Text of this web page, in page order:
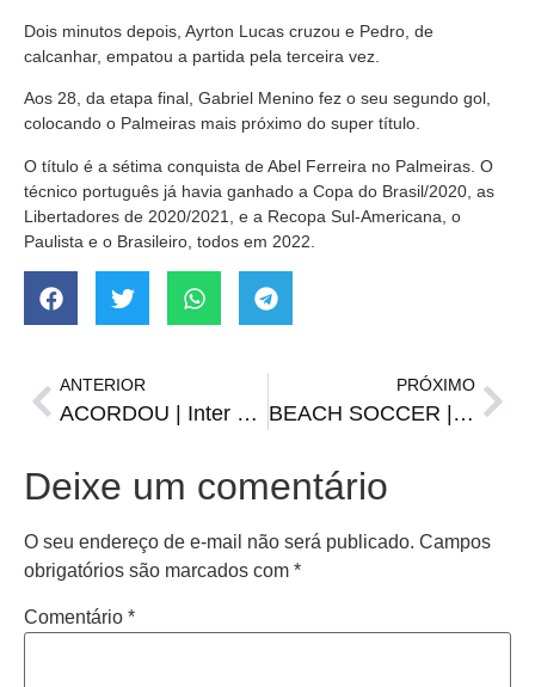
Dois minutos depois, Ayrton Lucas cruzou e Pedro, de
calcanhar, empatou a partida pela terceira vez.
Aos 28, da etapa final, Gabriel Menino fez o seu segundo gol,
colocando o Palmeiras mais próximo do super título.
O título é a sétima conquista de Abel Ferreira no Palmeiras. O
técnico português já havia ganhado a Copa do Brasil/2020, as
Libertadores de 2020/2021, e a Recopa Sul-Americana, o
Paulista e o Brasileiro, todos em 2022.
ANTERIOR
ACORDOU | Inter goleia São Luiz e vence a primeira no ano
PRÓXIMO
BEACH SOCCER | Santiago garante vaga às finais do Gaúcho
Deixe um comentário
O seu endereço de e-mail não será publicado. Campos
obrigatórios são marcados com *
Comentário *